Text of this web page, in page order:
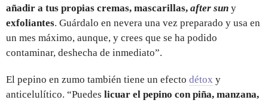
añadir a tus propias cremas, mascarillas, after sun y
exfoliantes. Guárdalo en nevera una vez preparado y usa en
un mes máximo, aunque, y crees que se ha podido
contaminar, deshecha de inmediato”.
El pepino en zumo también tiene un efecto détox y
anticelulítico. “Puedes licuar el pepino con piña, manzana,